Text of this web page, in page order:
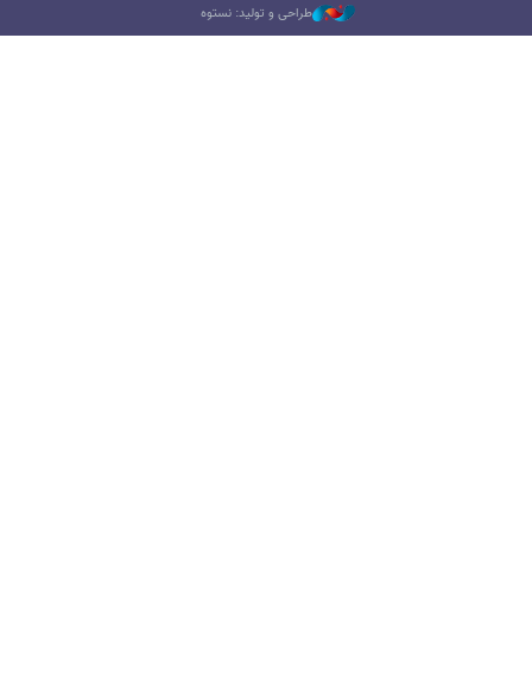
طراحی و تولید: نستوه